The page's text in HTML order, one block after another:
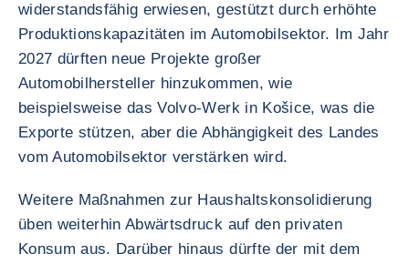
widerstandsfähig erwiesen, gestützt durch erhöhte
Produktionskapazitäten im Automobilsektor. Im Jahr
2027 dürften neue Projekte großer
Automobilhersteller hinzukommen, wie
beispielsweise das Volvo-Werk in Košice, was die
Exporte stützen, aber die Abhängigkeit des Landes
vom Automobilsektor verstärken wird.
Weitere Maßnahmen zur Haushaltskonsolidierung
üben weiterhin Abwärtsdruck auf den privaten
Konsum aus. Darüber hinaus dürfte der mit dem